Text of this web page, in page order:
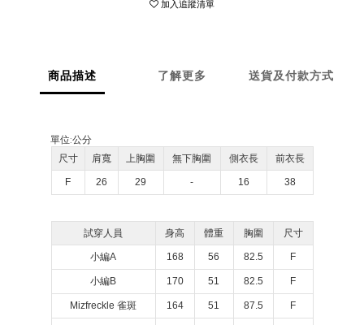
加入追蹤清單
商品描述 了解更多 送貨及付款方式
單位:公分
尺寸
肩寬 上胸圍 無下胸圍 側衣長 前衣長
F 26 29 - 16 38
試穿人員 身高 體重 胸圍 尺寸
小編A 168 56 82.5 F
小編B 170 51 82.5 F
Mizfreckle 雀斑 164 51 87.5 F